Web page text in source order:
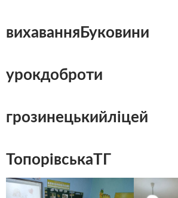
вихаванняБуковини
урокдоброти
грозинецькийліцей
ТопорівськаТГ